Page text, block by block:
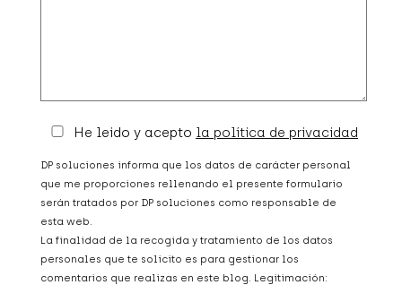
He leido y acepto la política de privacidad
DP soluciones informa que los datos de carácter personal
que me proporciones rellenando el presente formulario
serán tratados por DP soluciones como responsable de
esta web.
La finalidad de la recogida y tratamiento de los datos
personales que te solicito es para gestionar los
comentarios que realizas en este blog. Legitimación: